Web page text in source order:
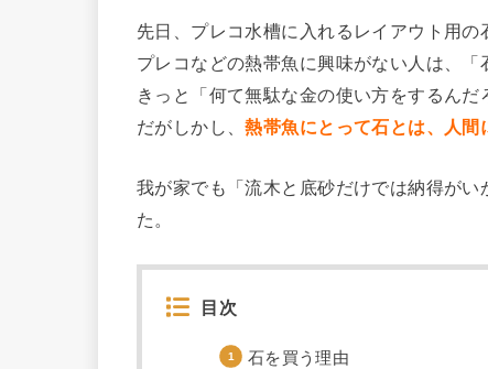
先日、プレコ水槽に入れるレイアウト用の
プレコなどの熱帯魚に興味がない人は、「
きっと「何て無駄な金の使い方をするんだ
だがしかし、熱帯魚にとって石とは、人間
我が家でも「流木と底砂だけでは納得が
た。
目次
石を買う理由